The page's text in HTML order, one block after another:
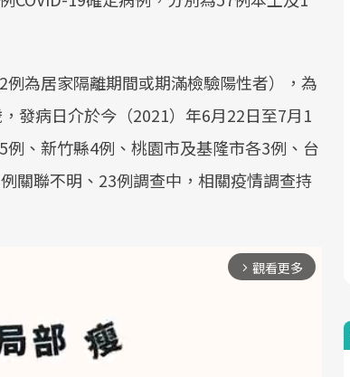
為居家隔離期間或期滿檢驗陽性者），為
發病日介於今（2021）年6月22日至7月1
、新竹縣4例、桃園市及基隆市各3例、台
關聯不明、23例調查中，相關疫情調查持
arrow_forward_ios 觀看更多